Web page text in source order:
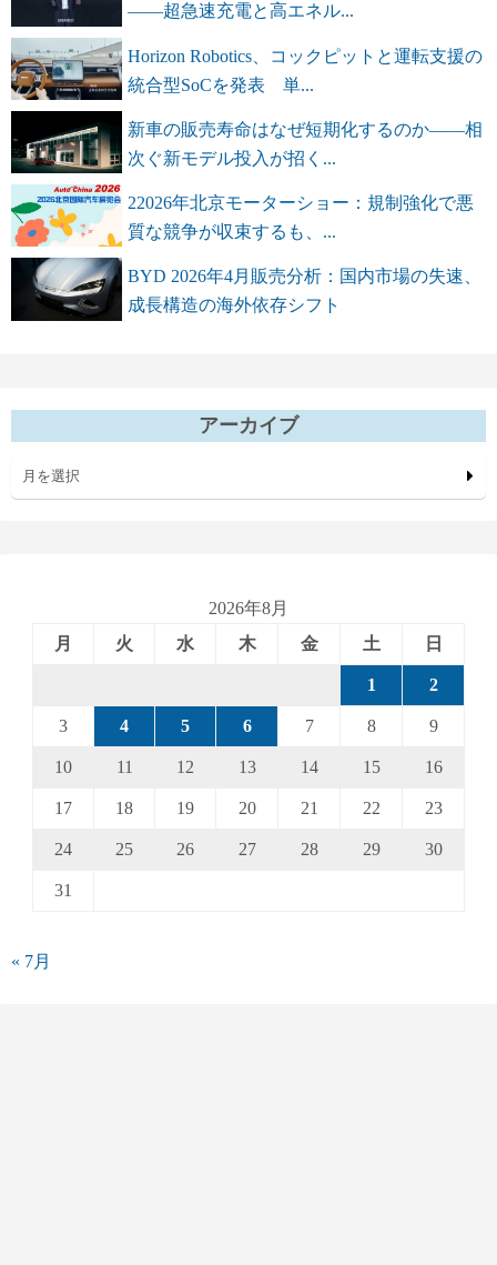
――超急速充電と高エネル...
Horizon Robotics、コックピットと運転支援の
統合型SoCを発表 単...
新車の販売寿命はなぜ短期化するのか――相
次ぐ新モデル投入が招く...
22026年北京モーターショー：規制強化で悪
質な競争が収束するも、...
BYD 2026年4月販売分析：国内市場の失速、
成長構造の海外依存シフト
アーカイブ
月を選択
2026年8月
月
火 水 木 金 土 日
1 2
3 4 5 6 7 8 9
10 11 12 13 14 15 16
17 18 19 20 21 22 23
24 25 26 27 28 29 30
31
« 7月